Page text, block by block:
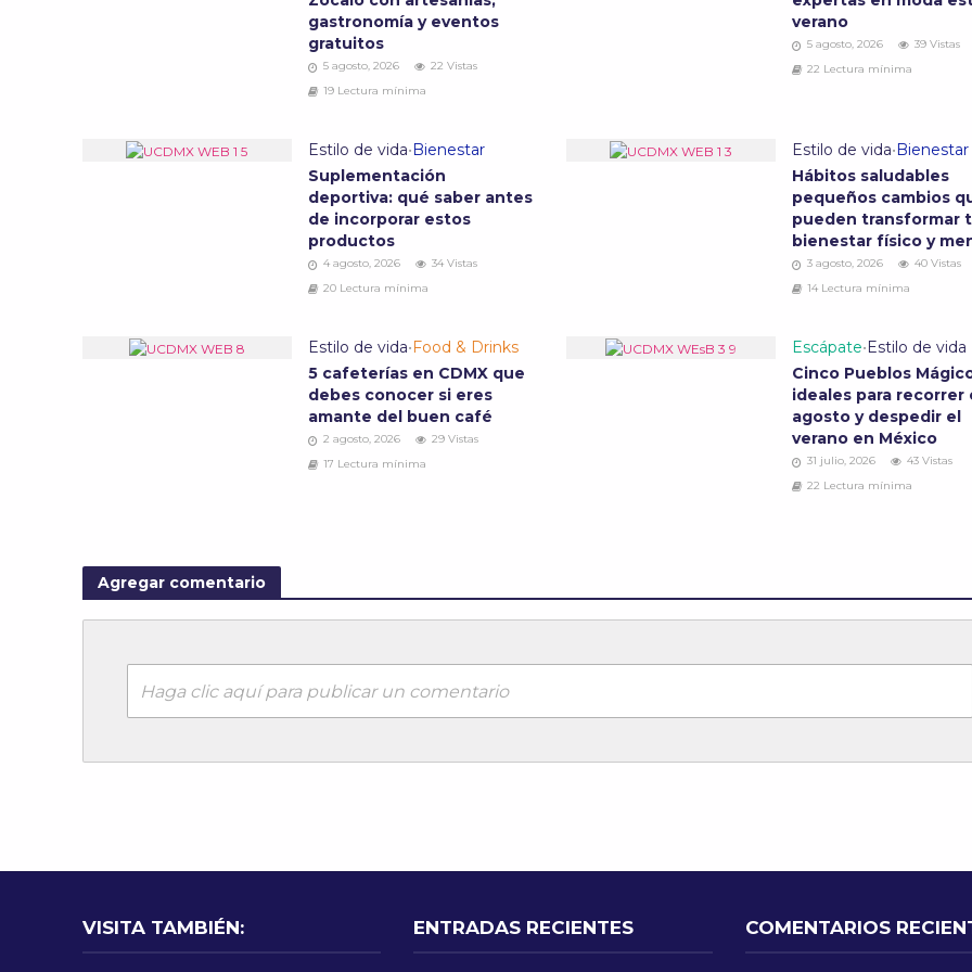
gastronomía y eventos
gratuitos
5 agosto, 2026
22 Vistas
19 Lectura mínima
verano
5 agosto, 2026
39 Vistas
22 Lectura mínima
Estilo de vida• Bienestar
Suplementación
deportiva: qué saber antes
de incorporar estos
productos
4 agosto, 2026
34 Vistas
20 Lectura mínima
Estilo de vida• Bienestar
Hábitos saludables
pequeños cambios
pueden transformar
bienestar físico y
3 agosto, 2026
40 Vistas
14 Lectura mínima
Estilo de vida• Food & Drinks
5 cafeterías en CDMX que
debes conocer si eres
amante del buen café
2 agosto, 2026
29 Vistas
17 Lectura mínima
Escápate• Estilo de vida
Cinco Pueblos
ideales para recorrer
agosto y despedir el
verano en México
31 julio, 2026
43 Vistas
22 Lectura mínima
Agregar comentario
Haga clic aquí para publicar un comentario
VISITA TAMBIÉN: ENTRADAS RECIENTES COMENTARIOS